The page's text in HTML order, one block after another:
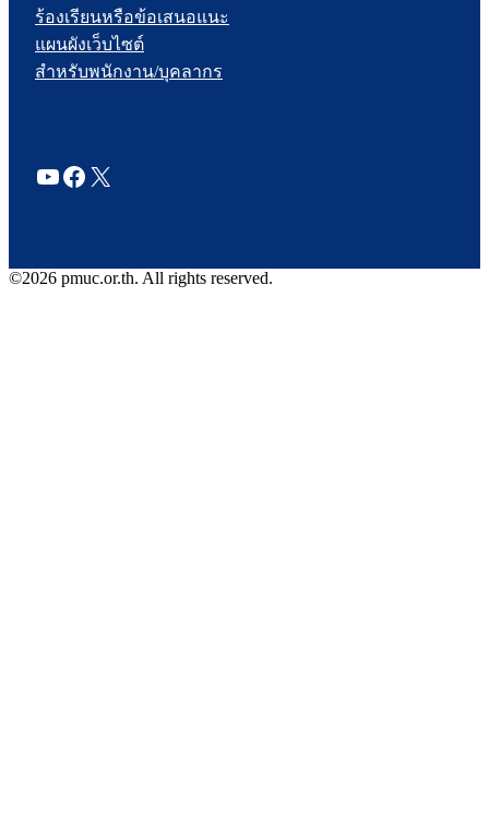
ร้องเรียนหรือข้อเสนอแนะ
แผนผังเว็บไซต์
สำหรับพนักงาน/บุคลากร
YouTube
Facebook
X
©2026 pmuc.or.th. All rights reserved.